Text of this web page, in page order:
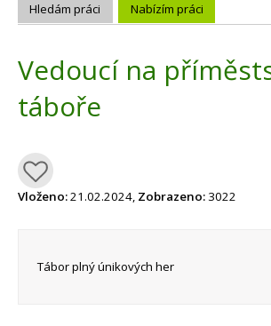
Hledám práci Nabízím práci
Vedoucí na
táboře
Vloženo:21.02.2024, Zobrazeno: 3022
Tábor plný únikových her